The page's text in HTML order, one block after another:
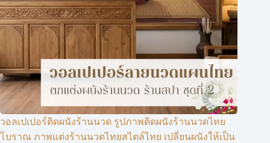
วอลเปเปอร์ติดผนังร้านนวด รูปภาพติดผนังร้านนวดไทย
โบราณ ภาพแต่งร้านนวดไทยสไตล์ไทย เปลี่ยนผนังให้เป็น